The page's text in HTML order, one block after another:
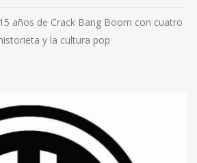
años de Crack Bang Boom con cuatro
y la cultura pop